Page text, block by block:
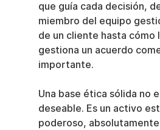
que guía cada decisión,
miembro del equipo
de un cliente hasta cómo
gestiona un acuerdo
importante.
Una base ética sólida no
deseable. Es un activo
poderoso,